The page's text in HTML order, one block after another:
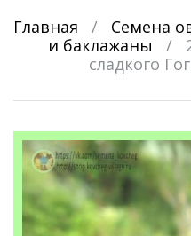
Главная / Семена
и баклажаны
/
сладкого